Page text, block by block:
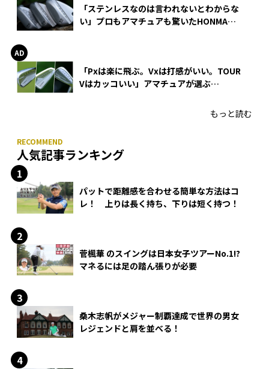
「ステンレスなのは言われないとわからな
い」プロもアマチュアも驚いたHONMA
「Pxは楽に飛ぶ。Vxは打感がいい。TOUR
Vはカッコいい」アマチュアが選ぶ
もっと読む
人気記事ランキング
パットで距離感を合わせる簡単な方法はコ
レ！ 上りは長く持ち、下りは短く持つ！
菅楓華 のスイングは日本女子ツアーNo.1!?
マネるには足の踏ん張りが必要
桑木志帆がメジャー制覇達成で世界の男女
レジェンドと肩を並べる！